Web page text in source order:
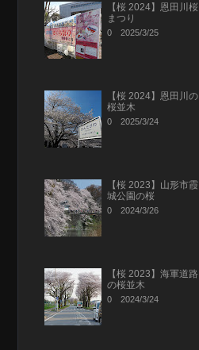
【桜 2024】恩田川桜
まつり
0 2025/3/25
【桜 2024】恩田川の
桜並木
0 2025/3/24
【桜 2023】山形市霞
城公園の桜
0 2024/3/26
【桜 2023】海軍道路
の桜並木
0 2024/3/24